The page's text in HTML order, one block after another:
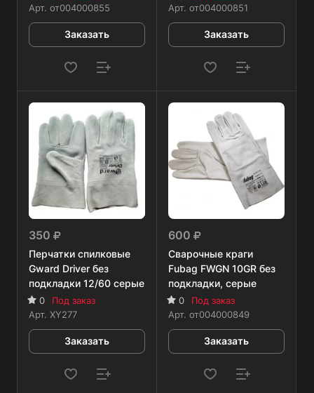
Арт. от004000855
Заказать
Арт. от004000851
Заказать
350
Перчатки спилковые
Gward Driver без
подкладки 12/60 серые
0
Под заказ
Арт. XY277
Заказать
600
Сварочные краги
Fubag FWGN 10GR без
подкладки, серые
0
Под заказ
Арт. от004000849
Заказать